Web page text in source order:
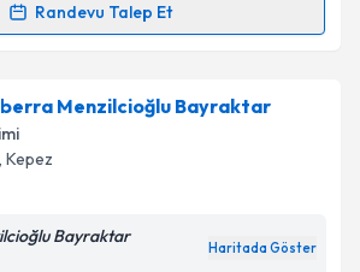
Randevu Talep Et
Talebi
için randevu takvimi talebi
bu uzmandan randevu almanız için bir
e-posta ile bilgilendireceğiz.
Menzilcioğlu Bayraktar
, Kepez
Bayraktar
Haritada Göster